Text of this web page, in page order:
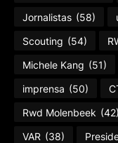
Jornalistas (58)
Scouting (54)
Michele Kang (51)
imprensa (50)
Rwd Molenbeek (42)
VAR (38)